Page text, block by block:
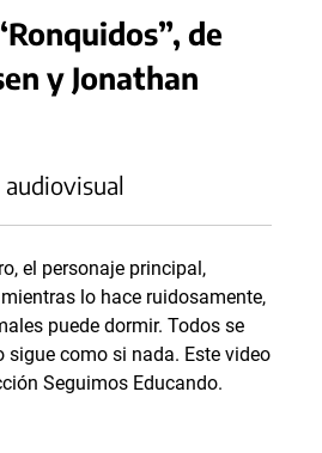
de
y Jonathan
el personaje principal,
lo hace ruidosamente,
puede dormir. Todos se
sigue como si nada. Este video
Seguimos Educando.